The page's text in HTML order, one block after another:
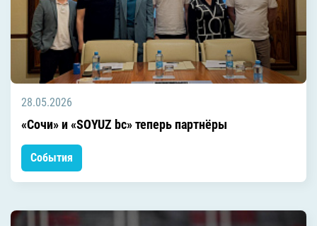
28.05.2026
«Сочи» и «SOYUZ bc» теперь партнёры
События